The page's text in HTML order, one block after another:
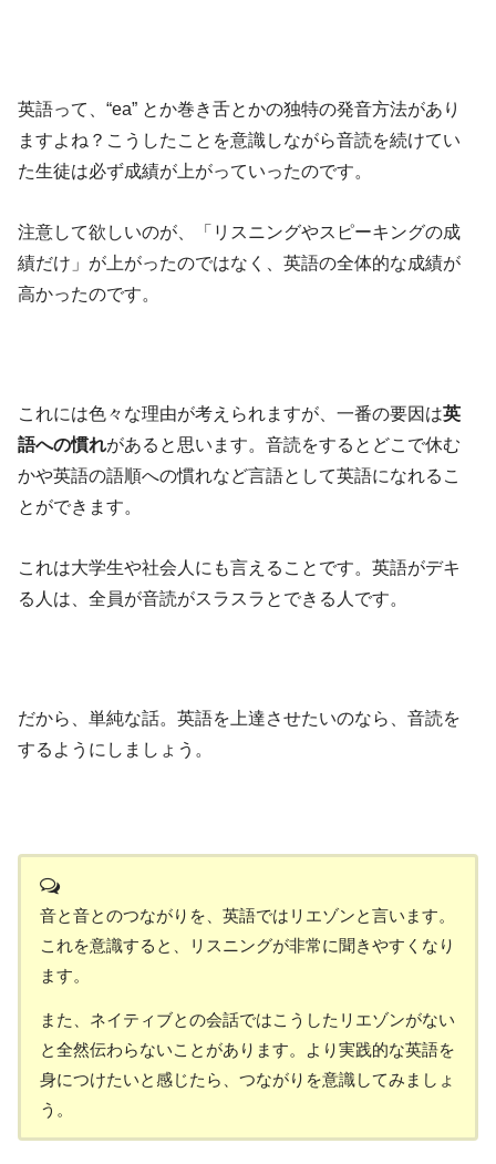
英語って、“ea” とか巻き舌とかの独特の発音方法があり
ますよね？こうしたことを意識しながら音読を続けてい
た生徒は必ず成績が上がっていったのです。
注意して欲しいのが、「リスニングやスピーキングの成
績だけ」が上がったのではなく、英語の全体的な成績が
高かったのです。
これには色々な理由が考えられますが、一番の要因は英
語への慣れがあると思います。音読をするとどこで休む
かや英語の語順への慣れなど言語として英語になれるこ
とができます。
これは大学生や社会人にも言えることです。英語がデキ
る人は、全員が音読がスラスラとできる人です。
だから、単純な話。英語を上達させたいのなら、音読を
するようにしましょう。
音と音とのつながりを、英語ではリエゾンと言います。
これを意識すると、リスニングが非常に聞きやすくなり
ます。
また、ネイティブとの会話ではこうしたリエゾンがない
と全然伝わらないことがあります。より実践的な英語を
身につけたいと感じたら、つながりを意識してみましょ
う。